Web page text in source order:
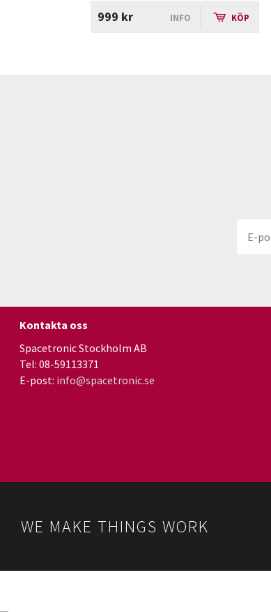
999 kr INFO KÖP
Kontakta oss
Spacetronic Stockholm AB
Tel: 08-59113371
E-post: info@spacetronic.se
WE MAKE THINGS WORK